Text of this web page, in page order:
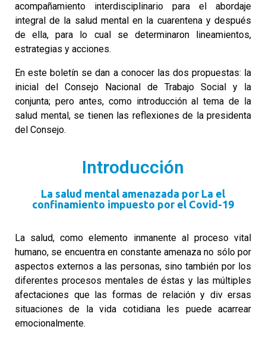
acompañamiento interdisciplinario para el abordaje
integral de la salud mental en la cuarentena y después
de ella, para lo cual se determinaron lineamientos,
estrategias y acciones.
En este boletín se dan a conocer las dos propuestas: la
inicial del Consejo Nacional de Trabajo Social y la
conjunta; pero antes, como introducción al tema de la
salud mental, se tienen las reflexiones de la presidenta
del Consejo.
Introducción
La salud mental amenazada por La el
confinamiento impuesto por el Covid-19
La salud, como elemento inmanente al proceso vital
humano, se encuentra en constante amenaza no sólo por
aspectos externos a las personas, sino también por los
diferentes procesos mentales de éstas y las múltiples
afectaciones que las formas de relación y div ersas
situaciones de la vida cotidiana les puede acarrear
emocionalmente.